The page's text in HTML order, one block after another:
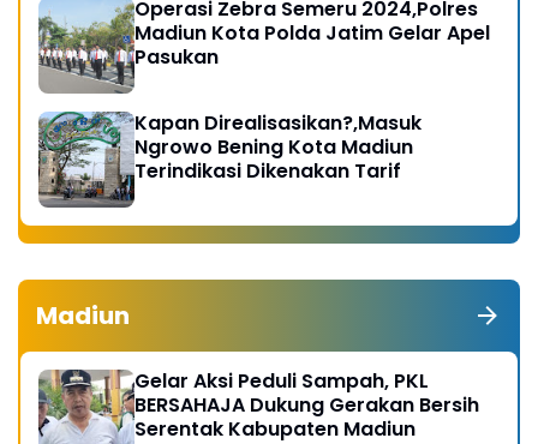
Operasi Zebra Semeru 2024,Polres
Madiun Kota Polda Jatim Gelar Apel
Pasukan
Kapan Direalisasikan?,Masuk
Ngrowo Bening Kota Madiun
Terindikasi Dikenakan Tarif
Madiun
Gelar Aksi Peduli Sampah, PKL
BERSAHAJA Dukung Gerakan Bersih
Serentak Kabupaten Madiun